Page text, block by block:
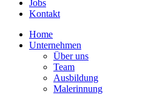
Jobs
Kontakt
Home
Unternehmen
Über uns
Team
Ausbildung
Malerinnung